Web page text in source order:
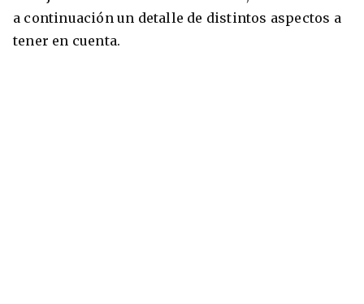
a continuación un detalle de distintos aspectos a
tener en cuenta.